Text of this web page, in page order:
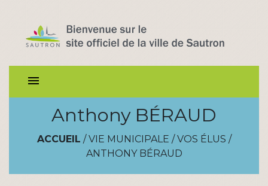
menu
Anthony BÉRAUD
ACCUEIL /VIE MUNICIPALE /VOS ÉLUS /
ANTHONY BÉRAUD